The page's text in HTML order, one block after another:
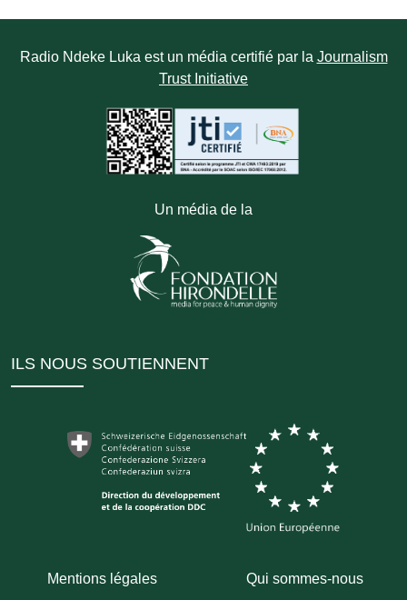
Radio Ndeke Luka est un média certifié par la Journalism
Trust Initiative
Un média de la
ILS NOUS SOUTIENNENT
Mentions légales Qui sommes-nous